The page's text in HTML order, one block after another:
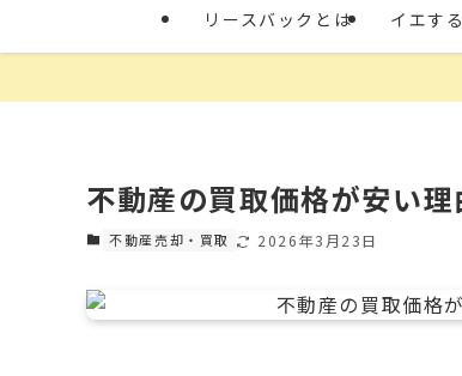
リースバックとは イエす
不動産の買取価格が安い
不動産売却・買取 2026年3月23日